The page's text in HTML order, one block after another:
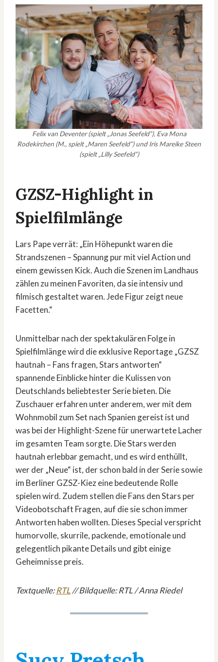
Felix van Deventer (spielt „Jonas Seefeld“), Eva Mona
Rodekirchen (M., spielt „Maren Seefeld“) und Iris Mareike Steen
(spielt „Lilly Seefeld“)
GZSZ-Highlight in
Spielfilmlänge
Lars Pape verrät: „Ein Höhepunkt waren die
Strandszenen – Spannung pur mit viel Action und
einem gewissen Kick. Auch die Szenen im Landhaus
zählen zu meinen Favoriten, da sie intensiv und
filmisch gestaltet waren. Jede Figur zeigt neue
Facetten.“
Unmittelbar nach der spektakulären Folge in
Spielfilmlänge wird die exklusive Reportage „GZSZ
hautnah – Fans fragen, Stars antworten“
spannende Einblicke hinter die Kulissen von
Deutschlands beliebtester Serie bieten. Die
Zuschauer erfahren unter anderem, wer mit dem
Wohnmobil zum Set nach Spanien gereist ist und
was bei der Highlight-Szene für unerwartete Lacher
im gesamten Team sorgte. Die Stars werden
hautnah erlebbar gemacht, und es wird enthüllt,
wer der „Neue“ ist, der schon bald in der Serie sowie
im Berliner GZSZ-Kiez eine bedeutende Rolle
spielen wird. Zudem stellen die Fans den Stars per
Videobotschaft Fragen, auf die sie schon immer
Antworten haben wollten. Dieses Special verspricht
humorvolle, skurrile, packende, emotionale und
gelegentlich pikante Details und gibt einige
Geheimnisse preis.
Textquelle:RTL// Bildquelle: RTL / Anna Riedel